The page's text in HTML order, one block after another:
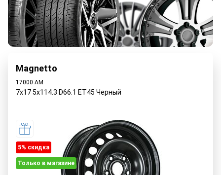
Magnetto
17000 AM
7x17 5x114.3 D66.1 ET45 Черный
5% cкидка
Только в магазине